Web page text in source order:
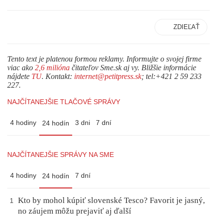
ZDIEĽAŤ
Tento text je platenou formou reklamy. Informujte o svojej firme
viac ako 2,6 milióna čitateľov Sme.sk aj vy. Bližšie informácie
nájdete TU. Kontakt: internet@petitpress.sk; tel:+421 2 59 233
227.
NAJČÍTANEJŠIE TLAČOVÉ SPRÁVY
4 hodiny 24 hodín 3 dni 7 dní
NAJČÍTANEJŠIE SPRÁVY NA SME
4 hodiny 24 hodín 7 dní
1
Kto by mohol kúpiť slovenské Tesco? Favorit je jasný,
no záujem môžu prejaviť aj ďalší